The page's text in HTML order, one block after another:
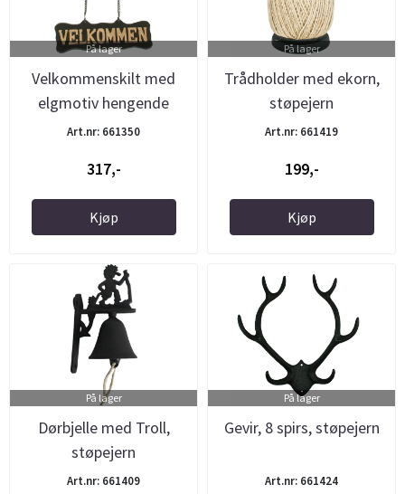
På lager
Velkommenskilt med
elgmotiv hengende
støpejern
Art.nr: 661350
317,-
Kjøp
På lager
Trådholder med ekorn,
støpejern
Art.nr: 661419
199,-
Kjøp
På lager
Dørbjelle med Troll,
støpejern
Art.nr: 661409
På lager
Gevir, 8 spirs, støpejern
Art.nr: 661424